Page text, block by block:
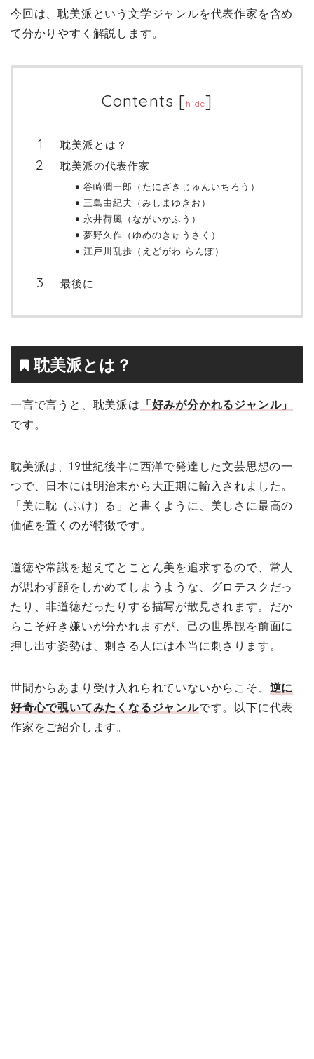
今回は、耽美派という文学ジャンルを代表作家を含め
て分かりやすく解説します。
Contents [hide]
耽美派とは？
耽美派の代表作家
谷崎潤一郎（たにざきじゅんいちろう）
三島由紀夫（みしまゆきお）
永井荷風（ながいかふう）
夢野久作（ゆめのきゅうさく）
江戸川乱歩（えどがわ らんぽ）
最後に
耽美派とは？
一言で言うと、耽美派は 「好みが分かれるジャンル」
です。
耽美派は、19世紀後半に西洋で発達した文芸思想の一
つで、日本には明治末から大正期に輸入されました。
「美に耽（ふけ）る」と書くように、美しさに最高の
価値を置くのが特徴です。
道徳や常識を超えてとことん美を追求するので、常人
が思わず顔をしかめてしまうような、グロテスクだっ
たり、非道徳だったりする描写が散見されます。だか
らこそ好き嫌いが分かれますが、己の世界観を前面に
押し出す姿勢は、刺さる人には本当に刺さります。
世間からあまり受け入れられていないからこそ、 逆に
好奇心で覗いてみたくなるジャンルです。以下に代表
作家をご紹介します。